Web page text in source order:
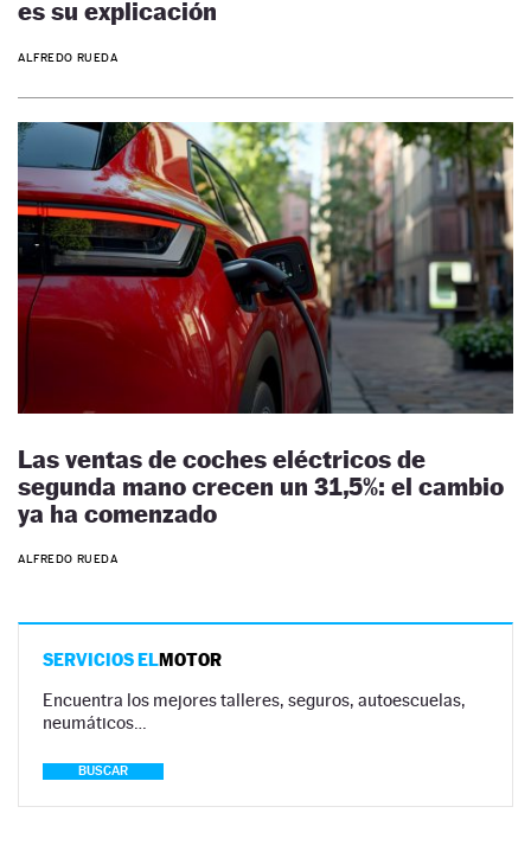
es su explicación
ALFREDO RUEDA
Las ventas de coches eléctricos de
segunda mano crecen un 31,5%: el cambio
ya ha comenzado
ALFREDO RUEDA
SERVICIOS ELMOTOR
Encuentra los mejores talleres, seguros, autoescuelas,
neumáticos…
BUSCAR